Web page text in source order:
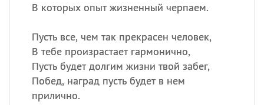
В которых опыт жизненный черпаем.
Пусть все, чем так прекрасен человек,
В тебе произрастает гармонично,
Пусть будет долгим жизни твой забег,
Побед, наград пусть будет в нем
прилично.
Сегодня празднуют именины
Герман ,Иван